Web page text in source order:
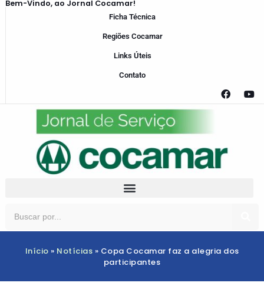
Bem-Vindo, ao Jornal Cocamar!
Ficha Técnica
Regiões Cocamar
Links Úteis
Contato
Início » Notícias » Copa Cocamar faz a alegria dos
participantes